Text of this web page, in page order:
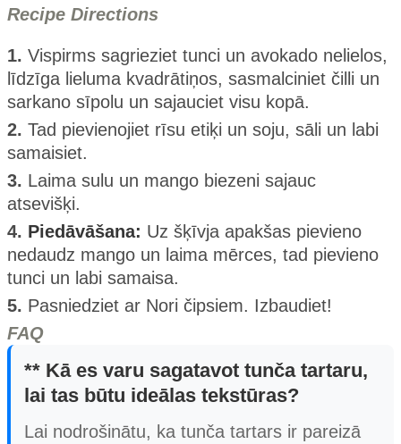
Recipe Directions
1. Vispirms sagrieziet tunci un avokado nelielos,
līdzīga lieluma kvadrātiņos, sasmalciniet čilli un
sarkano sīpolu un sajauciet visu kopā.
2. Tad pievienojiet rīsu etiķi un soju, sāli un labi
samaisiet.
3. Laima sulu un mango biezeni sajauc
atsevišķi.
4. Piedāvāšana: Uz šķīvja apakšas pievieno
nedaudz mango un laima mērces, tad pievieno
tunci un labi samaisa.
5. Pasniedziet ar Nori čipsiem. Izbaudiet!
FAQ
** Kā es varu sagatavot tunča tartaru,
lai tas būtu ideālas tekstūras?
Lai nodrošinātu, ka tunča tartars ir pareizā